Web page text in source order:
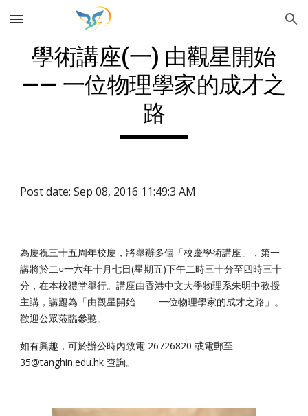
Skip to main content Skip to navigation
學術講座(一) 由觀星開始
—— 一位物理學家的成才之
路
Post date: Sep 08, 2016 11:49:3 AM
為慶祝三十五周年校慶，將舉辦多個「校慶學術講座」，第一
講將於二○一六年十月七日(星期五)下午二時三十分至四時三十
分，在本校禮堂舉行。講座由香港中文大學物理系朱明中教授
主講，講題為「由觀星開始—— 一位物理學家的成才之路」。
歡迎公眾蒞臨參聽。
如有興趣，可於辦公時內致電 26726820 或電郵至
35@tanghin.edu.hk 查詢。